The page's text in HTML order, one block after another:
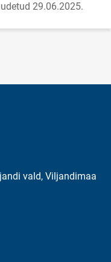
29.06.2025.
vald, Viljandimaa